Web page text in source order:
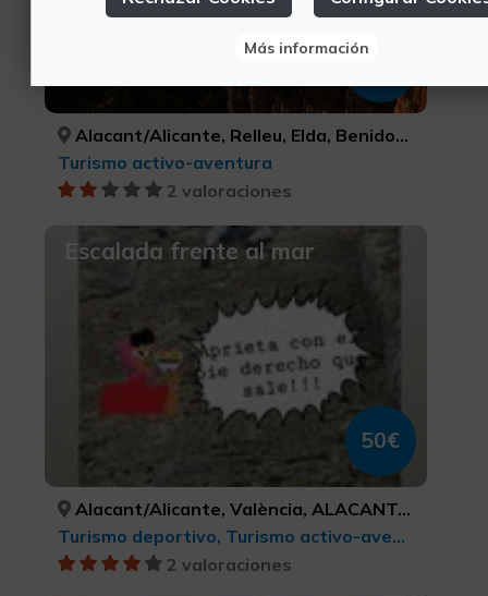
Alacant/Alicante, Relleu, Elda, Benidorm, Villena, Polop, Dénia, Callosa de Segura, Busot, Redován, Castalla, Benissa, Elx/Elche, ALACANT/ALICANTE, ALACANT/ALICANTE, ALACANT/ALICANTE, ALACANT/ALICANTE, ALACANT/ALICANTE, ALACANT/ALICANTE, ALACANT/ALICANTE, ALACANT/ALICANTE, ALACANT/ALICANTE, ALACANT/ALICANTE, ALACANT/ALICANTE, ALACANT/ALICANTE, ALACANT/ALICANTE
Turismo activo-aventura
2 valoraciones
Escalada frente al mar
50€
Alacant/Alicante, València, ALACANT/ALICANTE, VALÈNCIA
Turismo deportivo, Turismo activo-aventura
2 valoraciones
Más información